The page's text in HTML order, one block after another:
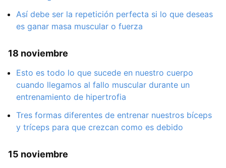
Así debe ser la repetición perfecta si lo que deseas
es ganar masa muscular o fuerza
18 noviembre
Esto es todo lo que sucede en nuestro cuerpo
cuando llegamos al fallo muscular durante un
entrenamiento de hipertrofia
Tres formas diferentes de entrenar nuestros bíceps
y tríceps para que crezcan como es debido
15 noviembre